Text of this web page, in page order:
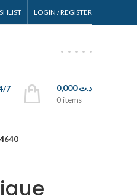
LOGIN / REGISTER
7
0items
د.ت0,000